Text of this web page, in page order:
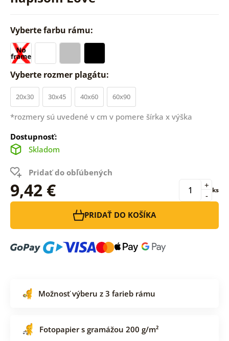
Vyberte farbu rámu:
Vyberte rozmer plagátu:
20x30 30x45 40x60 60x90
*rozmery sú uvedené v cm v pomere šírka x výška
Dostupnosť:
Skladom
Pridať do obľúbených
9,42 € -
+ ks
PRIDAŤ DO KOŠÍKA
Možnosť výberu z 3 farieb rámu
Fotopapier s gramážou 200 g/m²